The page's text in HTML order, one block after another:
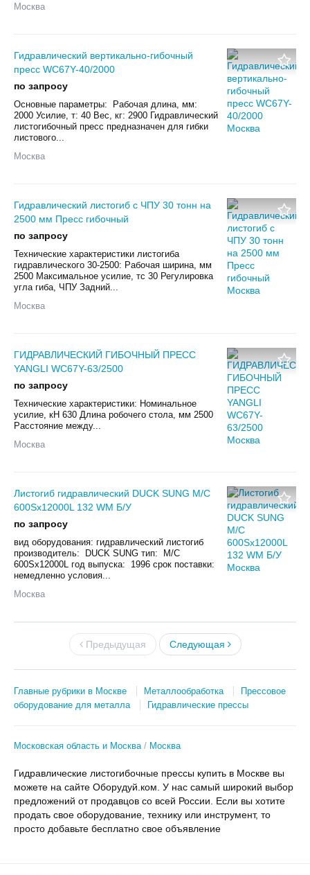
Москва
Гидравлический вертикально-гибочный
пресс WC67Y-40/2000
по запросу
Основные параметры: Рабочая длина, мм:
2000 Усилие, т: 40 Вес, кг: 2900 Гидравлический
листогибочный пресс предназначен для гибки
листового...
Москва
Гидравлический листогиб c ЧПУ 30 тонн на
2500 мм Пресс гибочный
по запросу
Технические характеристики листогиба
гидравлического 30-2500: Рабочая ширина, мм
2500 Максимальное усилие, тс 30 Регулировка
угла гиба, ЧПУ Задний...
Москва
ГИДРАВЛИЧЕСКИЙ ГИБОЧНЫЙ ПРЕСС
YANGLI WC67Y-63/2500
по запросу
Технические характеристики: Номинальное
усилие, кН 630 Длина робочего стола, мм 2500
Расстояние между...
Москва
Листогиб гидравлический DUCK SUNG M/C
600Sx12000L 132 WM Б/У
по запросу
вид оборудования: гидравлический листогиб
производитель: DUCK SUNG тип: M/C
600Sx12000L год выпуска: 1996 срок поставки:
немедленно условия...
Москва
Предыдущая Следующая
Главные рубрики в Москве Металлообработка
Прессовое
оборудование для металла
Гидравлические прессы
Московская область и Москва Москва
Гидравлические листогибочные прессы купить в Москве вы
можете на сайте Оборудуй.ком. У нас самый широкий выбор
предложений от продавцов со всей России. Если вы хотите
продать свое оборудование, технику или инструмент, то
просто добавьте бесплатно свое объявление